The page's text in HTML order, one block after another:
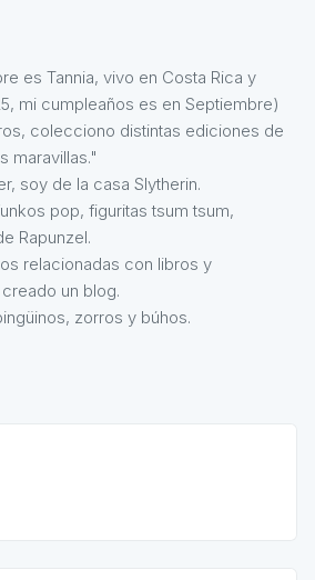
es Tannia, vivo en Costa Rica y
mi cumpleaños es en Septiembre)
colecciono distintas ediciones de
maravillas."
soy de la casa Slytherin.
pop, figuritas tsum tsum,
Rapunzel.
relacionadas con libros y
un blog.
zorros y búhos.